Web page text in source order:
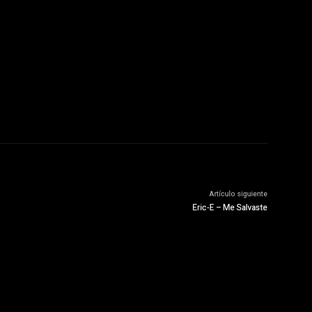
Artículo siguiente
Eric-E – Me Salvaste